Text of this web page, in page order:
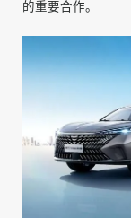
直播运营能力的
宣传中（直播）
传播声量和线上